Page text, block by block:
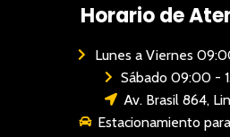
Horario de
Lunes a Viernes
Sábado 09:00 -
Av. Brasil 864,
Estacionamiento